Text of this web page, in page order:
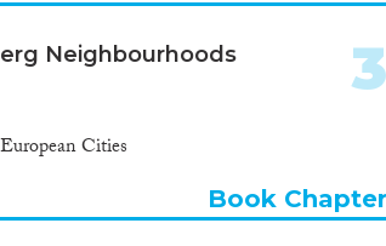
Neighbourhoods
Cities
3
Book Chapter